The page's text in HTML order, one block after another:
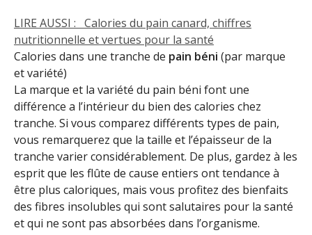
LIRE AUSSI : Calories du pain canard, chiffres
nutritionnelle et vertues pour la santé
Calories dans une tranche de pain béni (par marque
et variété)
La marque et la variété du pain béni font une
différence a l’intérieur du bien des calories chez
tranche. Si vous comparez différents types de pain,
vous remarquerez que la taille et l’épaisseur de la
tranche varier considérablement. De plus, gardez à les
esprit que les flûte de cause entiers ont tendance à
être plus caloriques, mais vous profitez des bienfaits
des fibres insolubles qui sont salutaires pour la santé
et qui ne sont pas absorbées dans l’organisme.